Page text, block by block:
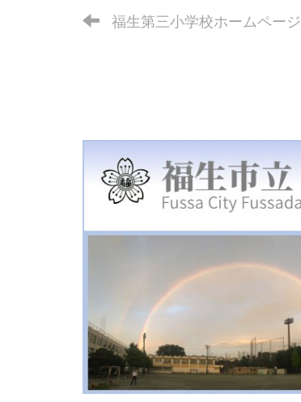
福生第三小学校ホームページ